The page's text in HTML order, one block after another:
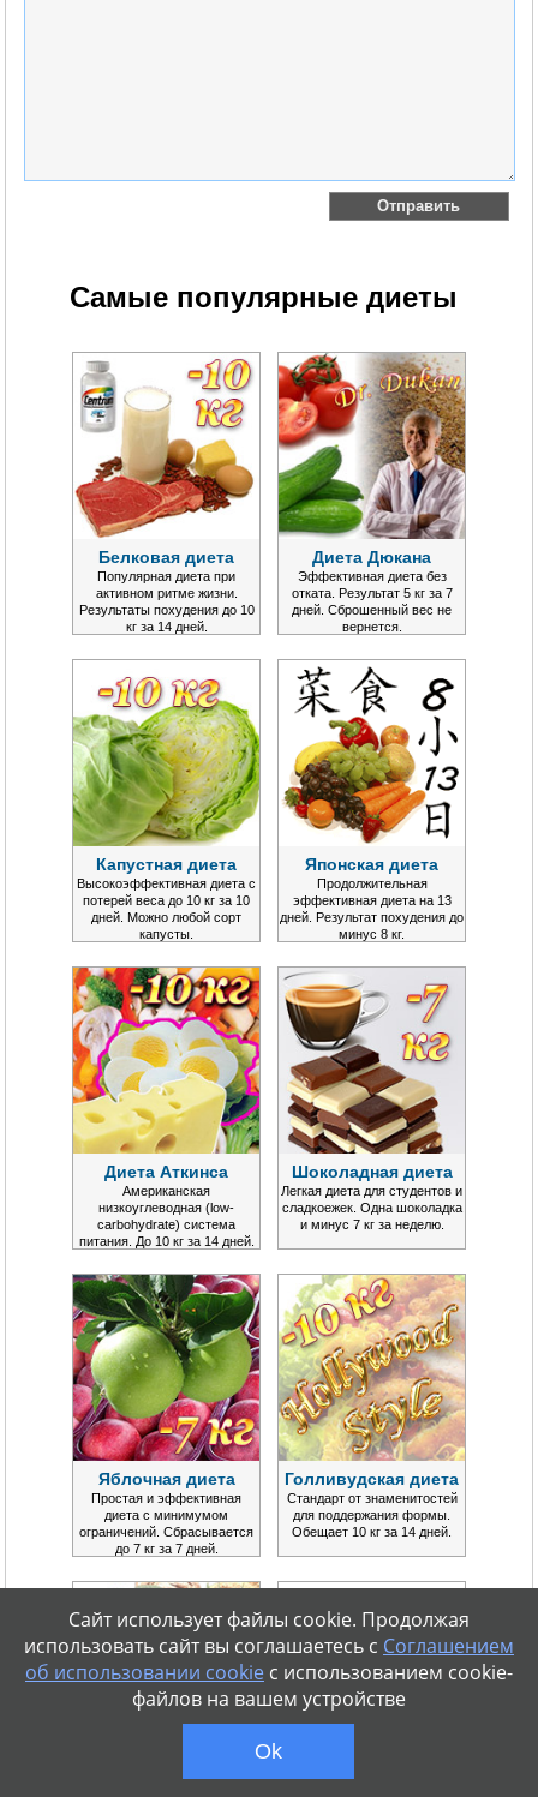
Самые популярные диеты
Белковая диета
Популярная диета при
активном ритме жизни.
Результаты похудения до 10
кг за 14 дней.
Диета Дюкана
Эффективная диета без
отката. Результат 5 кг за 7
дней. Сброшенный вес не
вернется.
Капустная диета
Высокоэффективная диета с
потерей веса до 10 кг за 10
дней. Можно любой сорт
капусты.
Японская диета
Продолжительная
эффективная диета на 13
дней. Результат похудения до
минус 8 кг.
Диета Аткинса
Американская
низкоуглеводная (low-
carbohydrate) система
питания. До 10 кг за 14 дней.
Шоколадная диета
Легкая диета для студентов и
сладкоежек. Одна шоколадка
и минус 7 кг за неделю.
Яблочная диета
Простая и эффективная
диета с минимумом
ограничений. Сбрасывается
до 7 кг за 7 дней.
Голливудская диета
Стандарт от знаменитостей
для поддержания формы.
Обещает 10 кг за 14 дней.
Сайт использует файлы cookie. Продолжая
использовать сайт вы соглашаетесь с Соглашением
об использовании cookieс использованием cookie-
файлов на вашем устройстве
Ok